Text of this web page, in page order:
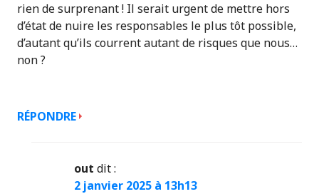
rien de surprenant ! Il serait urgent de mettre hors
d’état de nuire les responsables le plus tôt possible,
d’autant qu’ils courrent autant de risques que nous…
non ?
RÉPONDRE
out dit :
2 janvier 2025 à 13h13